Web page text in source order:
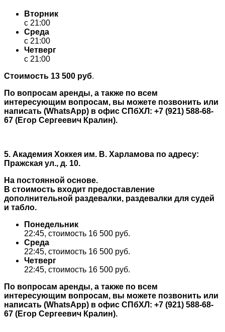
Вторник
с 21:00
Среда
с 21:00
Четверг
с 21:00
Стоимость 13 500 руб.
По вопросам аренды, а также по всем
интересующим вопросам, вы можете позвонить или
написать (WhatsApp) в офис СПбХЛ: +7 (921) 588-68-
67 (Егор Сергеевич Кралин).
5. Академия Хоккея им. В. Харламова по адресу:
Пражская ул., д. 10.
На постоянной основе.
В стоимость входит предоставление
дополнительной раздевалки, раздевалки для судей
и табло.
Понедельник
22:45, стоимость 16 500 руб.
Среда
22:45, стоимость 16 500 руб.
Четверг
22:45, стоимость 16 500 руб.
По вопросам аренды, а также по всем
интересующим вопросам, вы можете позвонить или
написать (WhatsApp) в офис СПбХЛ: +7 (921) 588-68-
67 (Егор Сергеевич Кралин).